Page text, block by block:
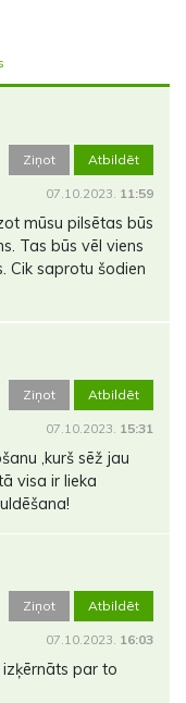
Ziņot Atbildēt
07.10.2023. 11:59
mūsu pilsētas būs
Tas būs vēl viens
Cik saprotu šodien
Ziņot Atbildēt
07.10.2023. 15:31
,kurš sēž jau
visa ir lieka
Ziņot Atbildēt
07.10.2023. 16:03
par to